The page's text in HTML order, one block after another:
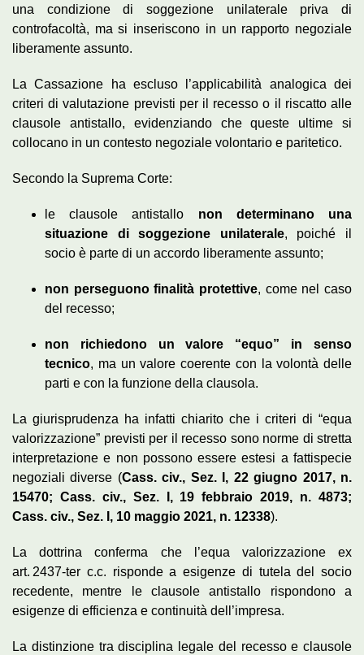
una condizione di soggezione unilaterale priva di
controfacoltà, ma si inseriscono in un rapporto negoziale
liberamente assunto.
La Cassazione ha escluso l’applicabilità analogica dei
criteri di valutazione previsti per il recesso o il riscatto alle
clausole antistallo, evidenziando che queste ultime si
collocano in un contesto negoziale volontario e paritetico.
Secondo la Suprema Corte:
le clausole antistallo non determinano una
situazione di soggezione unilaterale, poiché il
socio è parte di un accordo liberamente assunto;
non perseguono finalità protettive, come nel caso
del recesso;
non richiedono un valore “equo” in senso
tecnico, ma un valore coerente con la volontà delle
parti e con la funzione della clausola.
La giurisprudenza ha infatti chiarito che i criteri di “equa
valorizzazione” previsti per il recesso sono norme di stretta
interpretazione e non possono essere estesi a fattispecie
negoziali diverse (Cass. civ., Sez. I, 22 giugno 2017, n.
15470; Cass. civ., Sez. I, 19 febbraio 2019, n. 4873;
Cass. civ., Sez. I, 10 maggio 2021, n. 12338).
La dottrina conferma che l’equa valorizzazione ex
art. 2437-ter c.c. risponde a esigenze di tutela del socio
recedente, mentre le clausole antistallo rispondono a
esigenze di efficienza e continuità dell’impresa.
La distinzione tra disciplina legale del recesso e clausole